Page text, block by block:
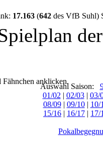
17.163(642des VfB Suhl)
Fähnchen anklicken.
Auswahl Saison:
01/02 | 02/03| 03/
08/09| 09/10| 10/
15/16 | 16/17 | 17/